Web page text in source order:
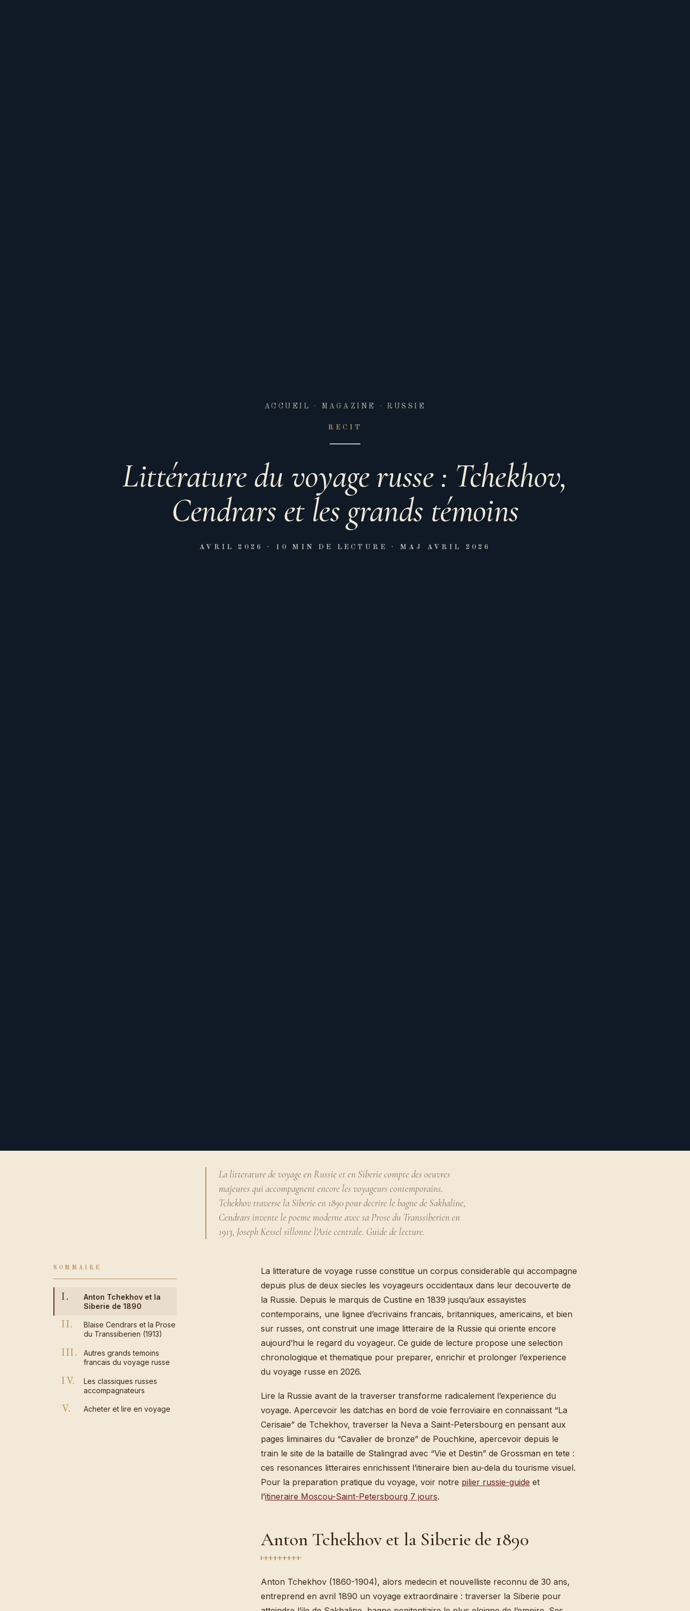
ACCUEIL · MAGAZINE · RUSSIE
RECIT
Littérature du voyage russe : Tchekhov,
Cendrars et les grands témoins
AVRIL 2026 · 10 MIN DE LECTURE · MAJ AVRIL 2026
La litterature de voyage en Russie et en Siberie compte des oeuvres
majeures qui accompagnent encore les voyageurs contemporains.
Tchekhov traverse la Siberie en 1890 pour decrire le bagne de Sakhaline,
Cendrars invente le poeme moderne avec sa Prose du Transsiberien en
1913, Joseph Kessel sillonne l'Asie centrale. Guide de lecture.
SOMMAIRE
I.
Anton Tchekhov et la
Siberie de 1890
II.
Blaise Cendrars et la Prose
du Transsiberien (1913)
III.
Autres grands temoins
francais du voyage russe
IV.
Les classiques russes
accompagnateurs
V. Acheter et lire en voyage
La litterature de voyage russe constitue un corpus considerable qui accompagne
depuis plus de deux siecles les voyageurs occidentaux dans leur decouverte de
la Russie. Depuis le marquis de Custine en 1839 jusqu’aux essayistes
contemporains, une lignee d’ecrivains francais, britanniques, americains, et bien
sur russes, ont construit une image litteraire de la Russie qui oriente encore
aujourd’hui le regard du voyageur. Ce guide de lecture propose une selection
chronologique et thematique pour preparer, enrichir et prolonger l’experience
du voyage russe en 2026.
Lire la Russie avant de la traverser transforme radicalement l’experience du
voyage. Apercevoir les datchas en bord de voie ferroviaire en connaissant “La
Cerisaie” de Tchekhov, traverser la Neva a Saint-Petersbourg en pensant aux
pages liminaires du “Cavalier de bronze” de Pouchkine, apercevoir depuis le
train le site de la bataille de Stalingrad avec “Vie et Destin” de Grossman en tete :
ces resonances litteraires enrichissent l’itineraire bien au-dela du tourisme visuel.
Pour la preparation pratique du voyage, voir notre pilier russie-guide et
l’itineraire Moscou-Saint-Petersbourg 7 jours.
Anton Tchekhov et la Siberie de 1890
Anton Tchekhov (1860-1904), alors medecin et nouvelliste reconnu de 30 ans,
entreprend en avril 1890 un voyage extraordinaire : traverser la Siberie pour